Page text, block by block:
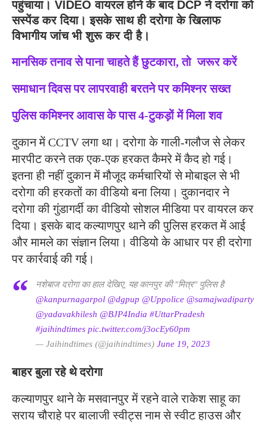
पहुंचाया। VIDEO वायरल होने के बाद DCP ने दरोगा को
सस्पेंड कर दिया। इसके साथ ही दरोगा के खिलाफ
विभागीय जांच भी शुरू कर दी है।
मानसिक तनाव से पाना चाहते हैं छुटकारा, तो जरूर करें
समाधान दिवस पर लापरवाही बरतने पर कमिश्नर सख्त
पुलिस कमिश्नर आवास के पास 4-टुकड़ों में मिला शव
दुकान में CCTV लगा था। दरोगा के गाली-गलौज से लेकर
मारपीट करने तक एक-एक हरकत कैमरे में कैद हो गई।
इतना ही नहीं दुकान में मौजूद कर्मचारियों से मोबाइल से भी
दरोगा की हरकतों का वीडियो बना लिया। दुकानदार ने
दरोगा की गुंडागर्दी का वीडियो सोशल मीडिया पर वायरल कर
दिया। इसके बाद कल्याणपुर थाने की पुलिस हरकत में आई
और मामले का संज्ञान लिया। वीडियो के आधार पर ही दरोगा
पर कार्रवाई की गई।
नशेबाज दरोगा का हाल देखिए, यह कानपुर की "मित्र" पुलिस है
@kanpurnagarpol @dgpup @Uppolice @samajwadiparty
@yadavakhilesh @BJP4India #UttarPradesh
#jaihindtimes pic.twitter.com/j3ocEy60pm
— Jaihindtimes (@jaihindtimes) June 19, 2023
बाहर बुला रहे थे दरोगा
कल्याणपुर थाने के मसवानपुर में रहने वाले राकेश साहू का
सराय चौराहे पर बालाजी स्वीट्स नाम से स्वीट हाउस और